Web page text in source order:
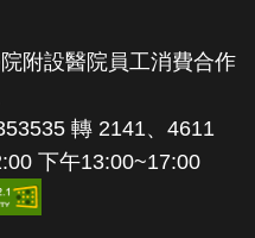
附設醫院員工消費合作
轉 2141、4611
下午13:00~17:00